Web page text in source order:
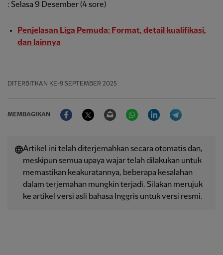
: Selasa 9 Desember (4 sore)
Penjelasan Liga Pemuda: Format, detail kualifikasi,
dan lainnya
DITERBITKAN KE-9 SEPTEMBER 2025
MEMBAGIKAN
FacebookTwitter Email WhatsAppLinkedIn
Artikel ini telah diterjemahkan secara otomatis dan,
meskipun semua upaya wajar telah dilakukan untuk
memastikan keakuratannya, beberapa kesalahan
dalam terjemahan mungkin terjadi. Silakan merujuk
ke artikel versi asli bahasa Inggris untuk versi resmi.